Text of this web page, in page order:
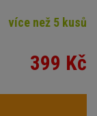
více než 5 kusů
399 Kč